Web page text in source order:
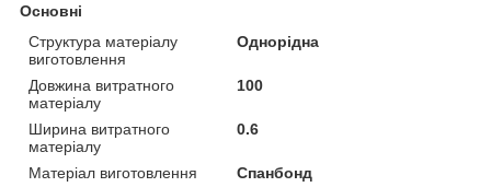
Основні
Структура матеріалу
виготовлення
Однорідна
Довжина витратного
матеріалу
100
Ширина витратного
матеріалу
0.6
Матеріал виготовлення
Спанбонд